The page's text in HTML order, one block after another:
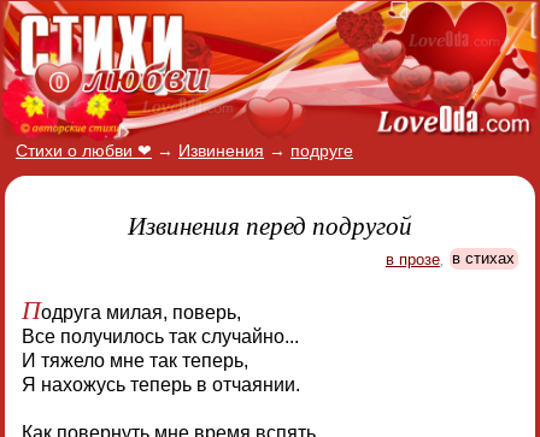
Стихи о любви ❤ → Извинения → подруге
Извинения перед подругой
в прозе, в стихах
Подруга милая, поверь,
Все получилось так случайно...
И тяжело мне так теперь,
Я нахожусь теперь в отчаянии.
Как повернуть мне время вспять